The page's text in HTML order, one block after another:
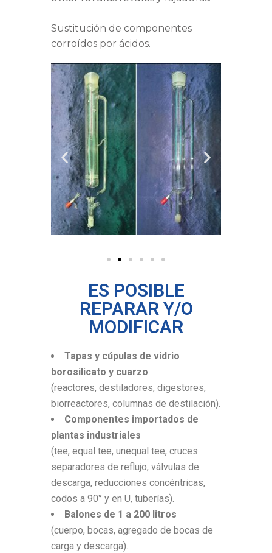
Sustitución de componentes
corroídos por ácidos.
ES POSIBLE
REPARAR Y/O
MODIFICAR
Tapas y cúpulas de vidrio
borosilicato y cuarzo
(reactores, destiladores, digestores,
biorreactores, columnas de destilación).
Componentes importados de
plantas industriales
(tee, equal tee, unequal tee, cruces
separadores de reflujo, válvulas de
descarga, reducciones concéntricas,
codos a 90° y en U, tuberías).
Balones de 1 a 200 litros
(cuerpo, bocas, agregado de bocas de
carga y descarga).